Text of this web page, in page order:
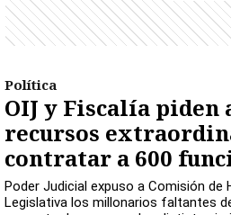
Política
OIJ y Fiscalía piden
recursos
contratar a 600
Poder Judicial expuso a Comisión de
Legislativa los millonarios faltantes